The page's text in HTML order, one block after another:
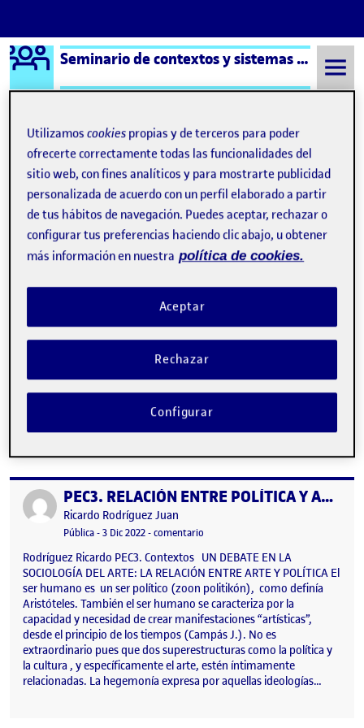
Saltar al contenido
Logo Ágora Seminario de contextos y sistemas del arte aula 2
Semestre 20221 - Aula 2 Ricardo Rodríguez Juan
Ricardo Rodríguez Juan
Publicado por
Visibilidad:
Pública-Fecha de publicación
24 Dic 2022-1 comentarioen PEC4. INVESTIGAR LAS REDES
RODRÍGUEZ JUAN PEC4 Galerista y comisarios se reúnen para
hablar de sus actividades, conexiones y problemáticas. Lo
primero que observan ambos agentes es que su función reside
básicamente en intermediar o “mediar” entre el artista y el
Díaz C.). Eso es irrefutable, pero hay matices, sobre todo en los
objetivos. La pregunta inicial es, ¿por qué precisan de artistas y
sus obras, y por qué quieren presentar su trabajo al…
Publicado por PEC3. RELACIÓN ENTRE POLÍTICA Y ARTE
Publicado por
Ricardo Rodríguez Juan
Visibilidad:
Pública-Fecha de publicación
3 Dic 2022-comentario
Rodríguez Ricardo PEC3. Contextos UN DEBATE EN LA
SOCIOLOGÍA DEL ARTE: LA RELACIÓN ENTRE ARTE Y POLÍTICA El
ser humano es un ser político (zoon politikón), como definía
Aristóteles. También el ser humano se caracteriza por la
capacidad y necesidad de crear manifestaciones “artísticas”,
desde el principio de los tiempos (Campás J.). No es
extraordinario pues que dos superestructuras como la política y
la cultura , y específicamente el arte, estén íntimamente
relacionadas. La hegemonía expresa por aquellas ideologías…
Utilizamoscookies propias y de terceros para poder
ofrecerte correctamente todas las funcionalidades del
sitio web, con fines analíticos y para mostrarte publicidad
personalizada de acuerdo con un perfil elaborado a partir
de tus hábitos de navegación. Puedes aceptar, rechazar o
configurar tus preferencias haciendo clic abajo, u obtener
más información en nuestra política de cookies.
Rechazar
Aceptar
Configurar